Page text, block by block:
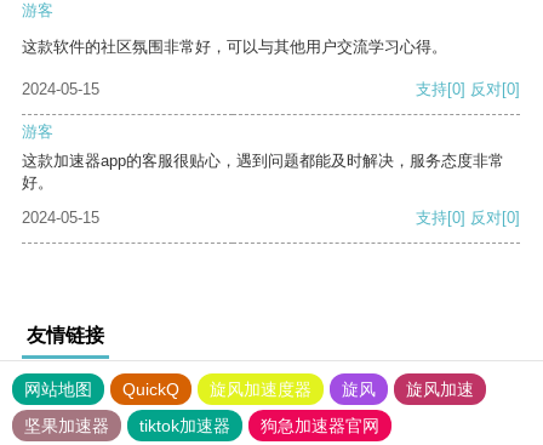
游客
这款软件的社区氛围非常好，可以与其他用户交流学习心得。
2024-05-15 支持[0] 反对[0]
游客
这款加速器app的客服很贴心，遇到问题都能及时解决，服务态度非常
好。
2024-05-15
支持[0] 反对[0]
友情链接
网站地图 QuickQ 旋风加速度器 旋风
旋风加速
坚果加速器
tiktok加速器 狗急加速器官网